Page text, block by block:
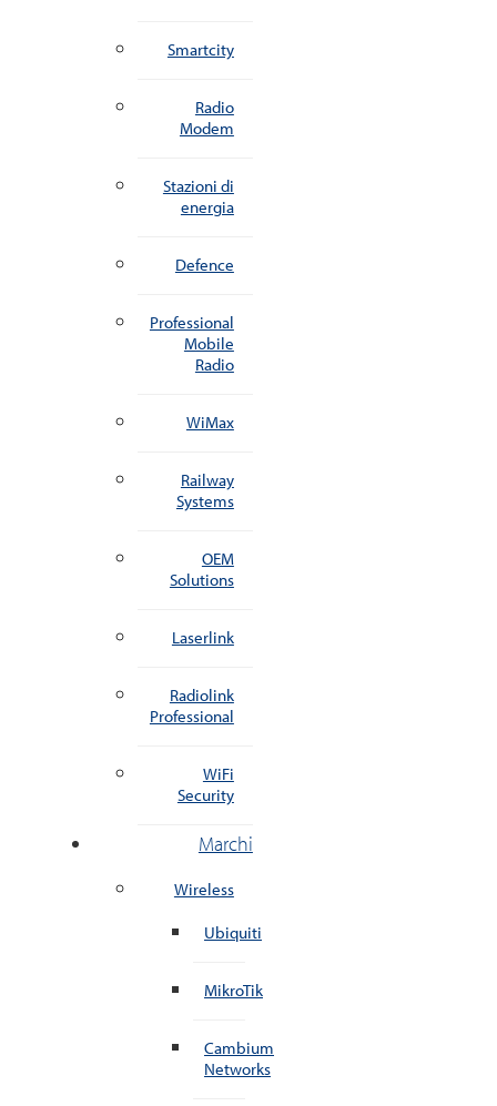
Smartcity
Radio
Modem
Stazioni di
energia
Defence
Professional
Mobile
Radio
WiMax
Railway
Systems
OEM
Solutions
Laserlink
Radiolink
Professional
WiFi
Security
Marchi
Wireless
Ubiquiti
MikroTik
Cambium
Networks